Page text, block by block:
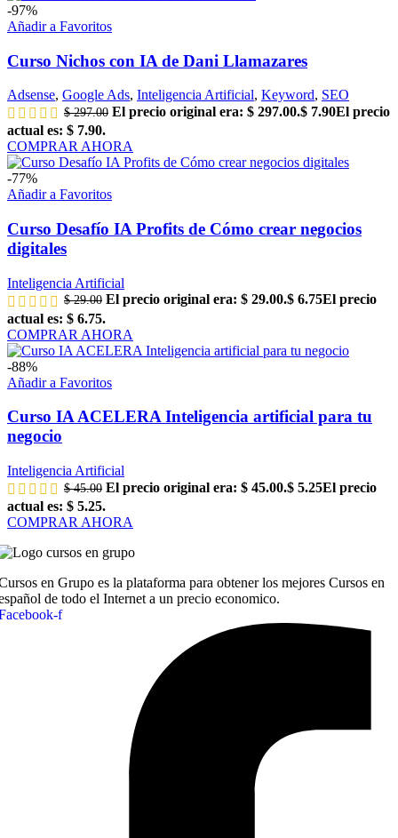
-97%
Añadir a Favoritos
Curso Nichos con IA de Dani Llamazares
Adsense, Google Ads, Inteligencia Artificial, Keyword, SEO
$297.00 El precio original era: $ 297.00.$ 7.90El precio
actual es: $ 7.90.
COMPRAR AHORA
-77%
Añadir a Favoritos
Curso Desafío IA Profits de Cómo crear negocios
digitales
Inteligencia Artificial
$29.00 El precio original era: $ 29.00.$ 6.75El precio
actual es: $ 6.75.
COMPRAR AHORA
-88%
Añadir a Favoritos
Curso IA ACELERA Inteligencia artificial para tu
negocio
Inteligencia Artificial
$45.00 El precio original era: $ 45.00.$ 5.25El precio
actual es: $ 5.25.
COMPRAR AHORA
en Grupo es la plataforma para obtener los mejores Cursos en
de todo el Internet a un precio economico.
f